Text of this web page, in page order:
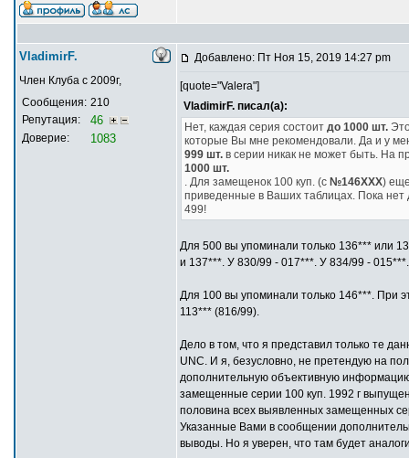
VladimirF.
Член Клуба с 2009г,
Сообщения: 210
Репутация:
46
Доверие: 1083
Добавлено: Пт Ноя 15, 2019 14:27 pm
[quote="Valera"]
VladimirF. писал(а):
Нет, каждая серия состоит до 1000 шт.
которые Вы мне рекомендовали. Да и у
999 шт. в серии никак не может быть. На
1000 шт.
. Для замещенок 100 куп. (с №146ХХХ)
приведенные в Ваших таблицах. Пока
499!
Для 500 вы упоминали только 136*** или
и 137***. У 830/99 - 017***. У 834/99 -
Для 100 вы упоминали только 146***. При
113*** (816/99).
Дело в том, что я представил только те
UNC. И я, безусловно, не претендую на
дополнительную объективную
замещенные серии 100 куп. 1992 г
половина всех выявленных замещенных
Указанные Вами в сообщении
выводы. Но я уверен, что там будет